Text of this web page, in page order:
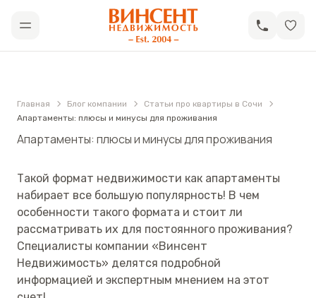
Открыть меню
АН «Винсент Недвижимость»
Главная Блог компании
Статьи про квартиры в Сочи
Апартаменты: плюсы и минусы для проживания
Апартаменты: плюсы и минусы для проживания
Такой формат недвижимости как апартаменты
набирает все большую популярность! В чем
особенности такого формата и стоит ли
рассматривать их для постоянного проживания?
Специалисты компании «Винсент
Недвижимость» делятся подробной
информацией и экспертным мнением на этот